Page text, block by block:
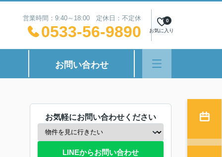
営業時間：9:40～18:00 定休日：不定休
0533-56-9890 お気に入り
0
お問い合わせ
お気軽にお問い合わせください
LINEからお問い合わせ